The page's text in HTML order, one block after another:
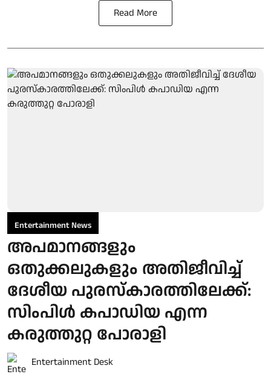
Read More
Entertainment News
അപമാനങ്ങളും
ഒതുക്കലുകളും അതിജീവിച്ച്
ദേശീയ പുരസ്‌കാരത്തിലേക്ക്:
സിംപിള്‍ കപാഡിയ എന്ന
കരുത്തുറ്റ പോരാളി
Entertainment Desk